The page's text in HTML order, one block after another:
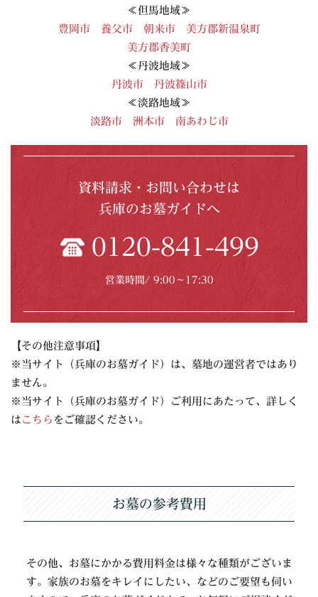
≪但馬地域≫
豊岡市
養父市 朝来市
美方郡新温泉町
美方郡香美町
≪丹波地域≫
丹波市
丹波篠山市
≪淡路地域≫
淡路市
洲本市 南あわじ市
資料請求・お問い合わせは
兵庫のお墓ガイドへ
0120-841-499
営業時間/ 9:00〜17:30
【その他注意事項】
※当サイト（兵庫のお墓ガイド）は、墓地の運営者ではあり
ません。
※当サイト（兵庫のお墓ガイド）ご利用にあたって、詳しく
は こちら をご確認ください。
お墓の参考費用
その他、お墓にかかる費用料金は様々な種類がございま
す。家族のお墓をキレイにしたい、などのご要望も伺い